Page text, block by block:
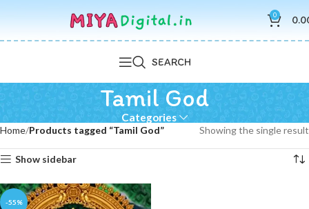
0
SEARCH
Tamil God
Categories
Home Products tagged “Tamil God” Showing the single result
Show sidebar
-55%